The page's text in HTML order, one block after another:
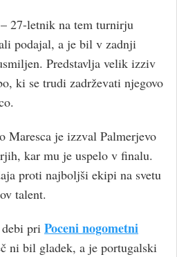
27-letnik na tem turnirju
podajal, a je bil v zadnji
Predstavlja velik izziv
ki se trudi zadrževati njegovo
Maresca je izzval Palmerjevo
kar mu je uspelo v finalu.
proti najboljši ekipi na svetu
talent.
pri Poceni nogometni
ni bil gladek, a je portugalski